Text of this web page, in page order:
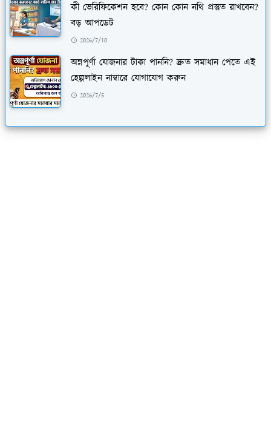
কী ভেরিফিকেশন হবে? কোন কোন নথি প্রস্তুত রাখবেন?
বড় আপডেট
2026/7/10
অন্নপূর্ণা যোজনার টাকা পাননি? দ্রুত সমাধান পেতে এই
হেল্পলাইন নাম্বারে যোগাযোগ করুন
2026/7/5